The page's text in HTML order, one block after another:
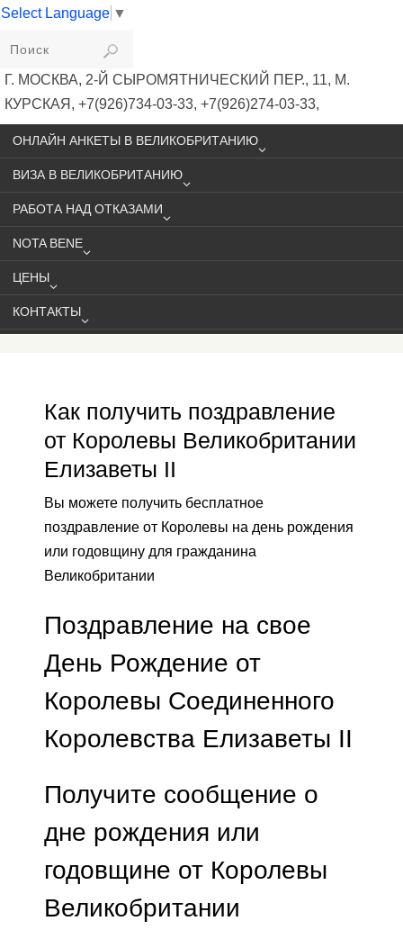
Select Language ▼
VIKIVISA
Г. МОСКВА, 2-Й СЫРОМЯТНИЧЕСКИЙ ПЕР., 11, М.
КУРСКАЯ, +7(926)734-03-33, +7(926)274-03-33,
VISA@VIKIVISA.RU
ОНЛАЙН АНКЕТЫ В ВЕЛИКОБРИТАНИЮ
ВИЗА В ВЕЛИКОБРИТАНИЮ
РАБОТА НАД ОТКАЗАМИ
NOTA BENE
ЦЕНЫ
КОНТАКТЫ
Как получить поздравление
от Королевы Великобритании
Елизаветы II
Вы можете получить бесплатное
поздравление от Королевы на день рождения
или годовщину для гражданина
Великобритании
Поздравление на свое
День Рождение от
Королевы Соединенного
Королевства Елизаветы II
Получите сообщение о
дне рождения или
годовщине от Королевы
Великобритании